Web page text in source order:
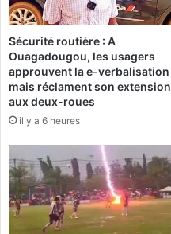
B
e
s
c
o
n
d
e
É
r
i
c
M
e
l
a
j
u
s
t
i
c
e
:
L
e
Sécurité routière : A
Ouagadougou, les usagers
approuvent la e-verbalisation
mais réclament son extension
aux deux-roues
il y a 6 heures